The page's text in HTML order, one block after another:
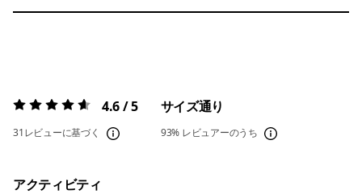
評価:4.6 / 5 4.6 / 5
31レビューに基づく
サイズ通り
93% レビュアーのうち
アクティビティ